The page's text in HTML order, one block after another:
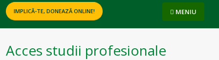
IMPLICĂ-TE, DONEAZĂ ONLINE! MENIU
Acces studii profesionale